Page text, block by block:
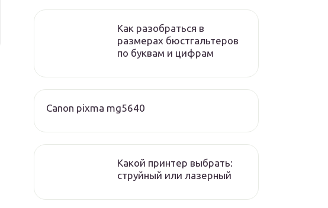
Как разобраться в
размерах бюстгальтеров
по буквам и цифрам
Canon pixma mg5640
Какой принтер выбрать:
струйный или лазерный